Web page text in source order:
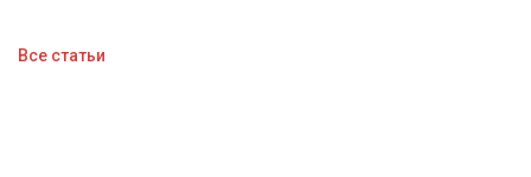
Все статьи